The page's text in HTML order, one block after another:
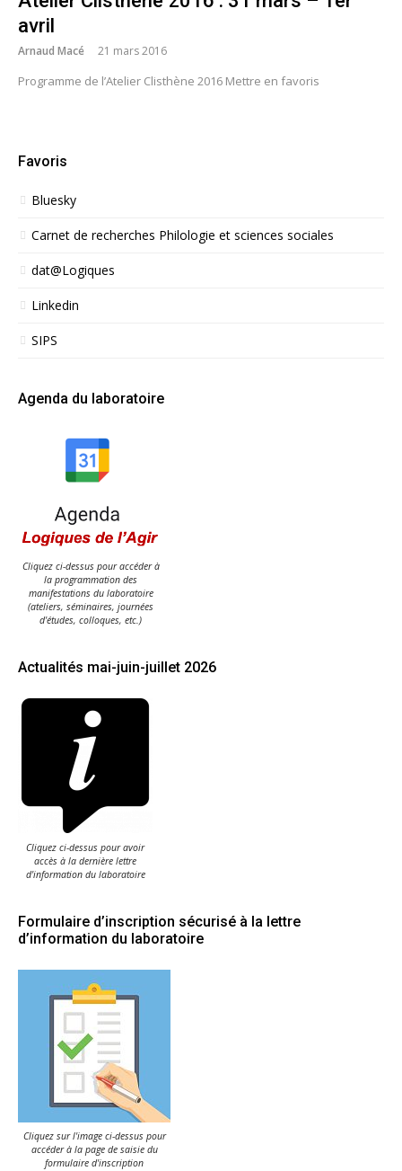
avril
Arnaud Macé 21 mars 2016
Programme de l’Atelier Clisthène 2016 Mettre en favoris
Favoris
Bluesky
Carnet de recherches Philologie et sciences sociales
dat@Logiques
Linkedin
SIPS
Agenda du laboratoire
Cliquez ci-dessus pour accéder à
la programmation des
manifestations du laboratoire
(ateliers, séminaires, journées
d'études, colloques, etc.)
Actualités mai-juin-juillet 2026
Cliquez ci-dessus pour avoir
accès à la dernière lettre
d'information du laboratoire
Formulaire d’inscription sécurisé à la lettre
d’information du laboratoire
Cliquez sur l'image ci-dessus pour
accéder à la page de saisie du
formulaire d'inscription